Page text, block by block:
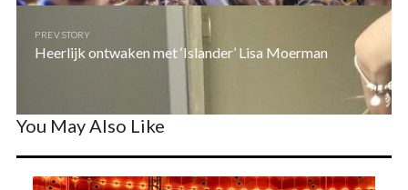
PREV STORY
Heerlijk ontwaken met ‘Islander’ Lisa Moerman
You May Also Like